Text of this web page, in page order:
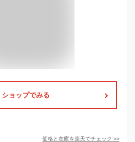
ショップでみる
価格と在庫を楽天でチェック >>